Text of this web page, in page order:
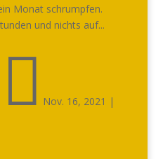
Monat schrumpfen.
und nichts auf...
 Nov. 16, 2021 |